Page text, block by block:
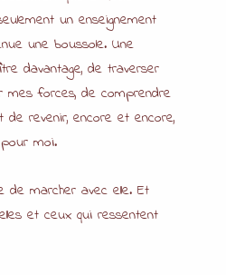
un enseignement
une boussole. Une
davantage, de traverser
mes forces, de comprendre
de revenir, encore et encore,
moi.
de marcher avec elle. Et
et ceux qui ressentent